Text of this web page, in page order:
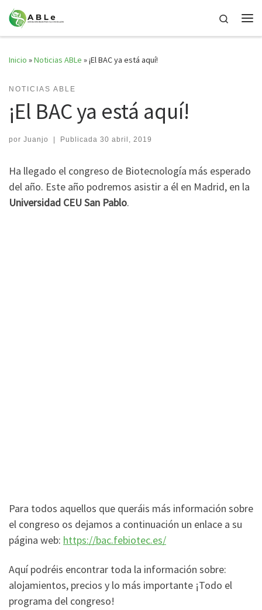
Saltar al contenido
Search
Inicio »Noticias ABLe »¡El BAC ya está aquí!
NOTICIAS ABLE
¡El BAC ya está aquí!
por Juanjo | Publicada 30 abril, 2019
Ha llegado el congreso de Biotecnología más esperado
del año. Este año podremos asistir a él en Madrid, en la
Universidad CEU San Pablo.
Para todos aquellos que queráis más información sobre
el congreso os dejamos a continuación un enlace a su
página web: https://bac.febiotec.es/
Aquí podréis encontrar toda la información sobre:
alojamientos, precios y lo más importante ¡Todo el
programa del congreso!